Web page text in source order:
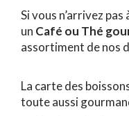
Si vous n’arrivez
un Café ou Thé
assortiment de nos
La carte des
toute aussi